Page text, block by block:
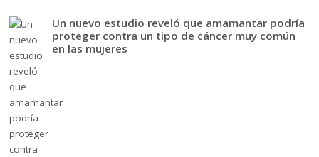
Un nuevo estudio reveló que amamantar podría
proteger contra un tipo de cáncer muy común
en las mujeres